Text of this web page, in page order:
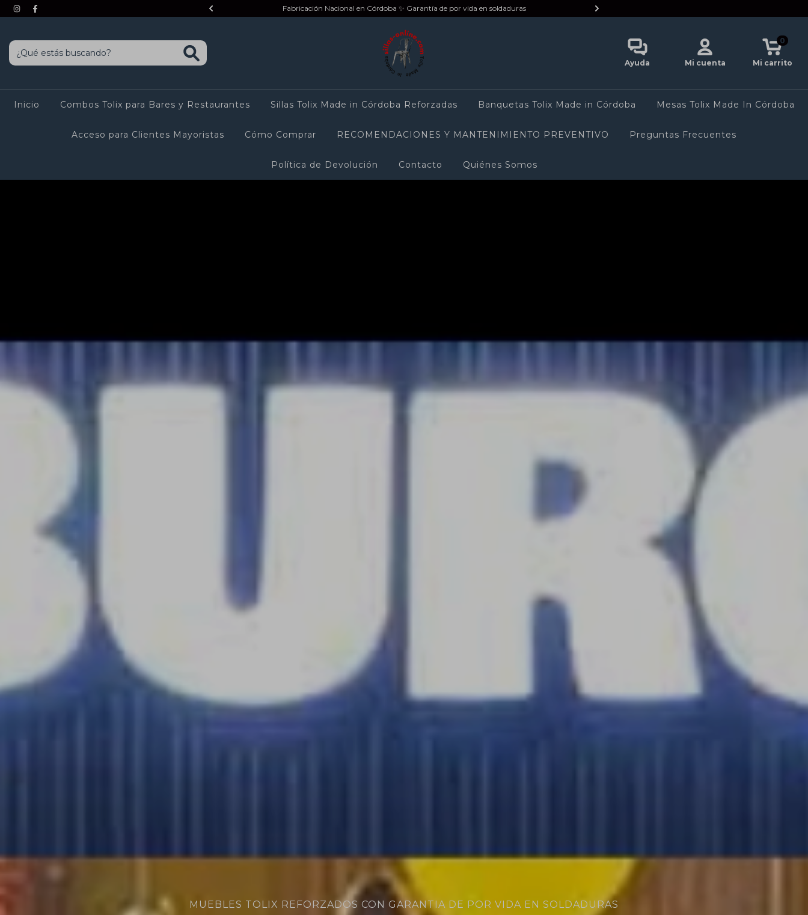
o 20% OFF Contado Fabricación Nacional en Córdoba ✨ Garantía de por vida en soldaduras
Ayuda Mi cuenta Mi carrito
0
Inicio Combos Tolix para Bares y Restaurantes Sillas Tolix Made in Córdoba Reforzadas Banquetas Tolix Made in Córdoba Mesas Tolix Made In Córdoba
Acceso para Clientes Mayoristas Cómo Comprar RECOMENDACIONES Y MANTENIMIENTO PREVENTIVO Preguntas Frecuentes
Política de Devolución Contacto Quiénes Somos
MUEBLES TOLIX REFORZADOS CON GARANTIA DE POR VIDA EN SOLDADURAS